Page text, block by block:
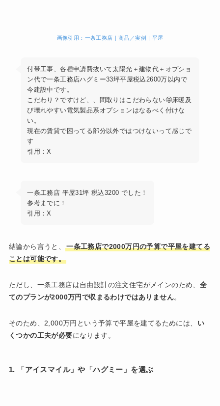
画像引用：一条工務店｜商品／実例｜平屋
付帯工事、各種申請費抜いて太陽光＋建物代＋オプショ
ン代で一条工務店ハグミー33坪平屋税込2600万以内で
今建設中です。
こだわり？ですけど、、間取りはこだわらない🤩床暖及
び壊れやすい電気製品系オプションはなるべく付けな
い。
現在の賃貸で困ってる部分以外ではつけないって感じで
す
引用：X
一条工務店 平屋31坪 税込3200 でした！
参考までに！
引用：X
結論から言うと、一条工務店で2000万円の予算で平屋を建てる
ことは可能です。
ただし、一条工務店は自由設計の注文住宅がメインのため、 全
てのプランが2000万円で収まるわけではありません。
そのため、2,000万円という予算で平屋を建てるためには、 い
くつかの工夫が必要になります。
1. 「アイスマイル」や 「ハグミー」 を選ぶ